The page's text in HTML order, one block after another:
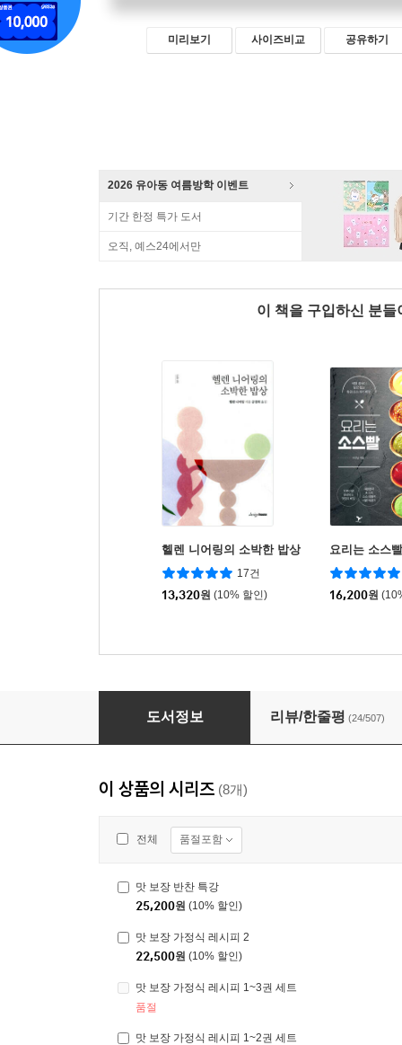
미리보기 사이즈비교 공유하기
2026 유아동 여름방학 이벤트
기간 한정 특가 도서
오직, 예스24에서만
이 책을 구입하신 분
헬렌 니어링의 소박한 밥상
17건
13,320원 (10% 할인)
요리는 소스빨
16,200원
맛 보장 가정식 레시피
도서정보 리뷰/한줄평 (24/507)
이 상품의 시리즈 (8개)
전체 품절포함
맛 보장 반찬 특강
25,200원 (10% 할인)
맛 보장 가정식 레시피 2
22,500원 (10% 할인)
맛 보장 가정식 레시피 1~3권 세트
품절
맛 보장 가정식 레시피 1~2권 세트